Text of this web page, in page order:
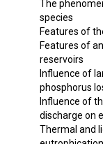
The
species
Features of
Features of
reservoirs
Influence of
phosphorus
Influence of
discharge on
Thermal and